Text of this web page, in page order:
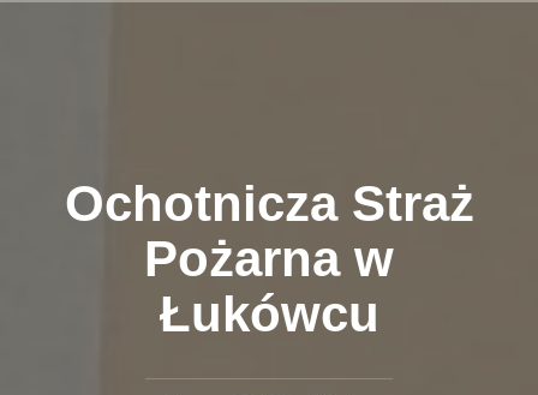
Ochotnicza Straż
Pożarna w
Łukówcu